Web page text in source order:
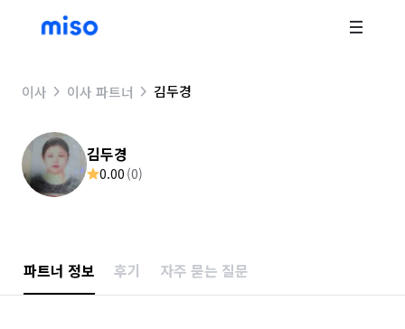
이사 이사 파트너 김두경
김두경
0.00 (0)
파트너 정보 후기 자주 묻는 질문